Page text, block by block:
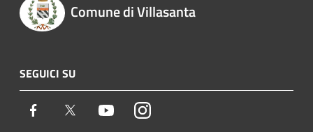
Comune di Villasanta
SEGUICI SU
Facebook Twitter YoutubeInstagram